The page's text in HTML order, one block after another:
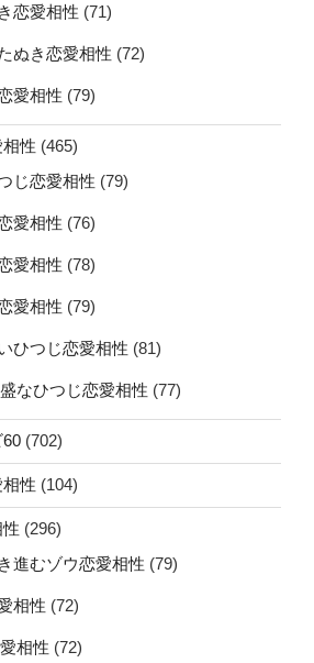
恋愛相性 (71)
ぬき恋愛相性 (72)
愛相性 (79)
性 (465)
じ恋愛相性 (79)
愛相性 (76)
愛相性 (78)
愛相性 (79)
ひつじ恋愛相性 (81)
なひつじ恋愛相性 (77)
(702)
性 (104)
(296)
進むゾウ恋愛相性 (79)
相性 (72)
相性 (72)